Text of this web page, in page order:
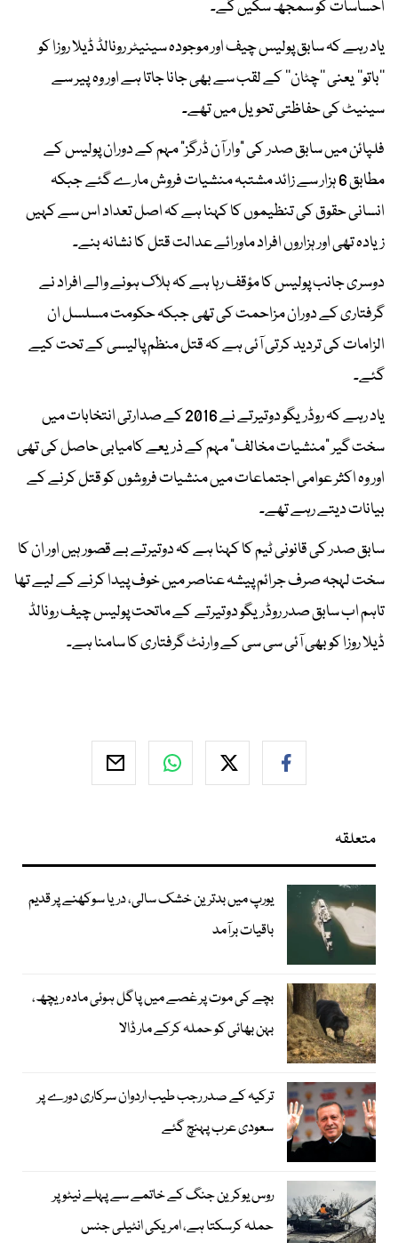
احساسات کو سمجھ سکیں گے۔
یاد رہے کہ سابق پولیس چیف اور موجودہ سینیٹر رونالڈ ڈیلا روزا کو
’’باتو‘‘ یعنی ’’چٹان‘‘ کے لقب سے بھی جانا جاتا ہے اور وہ پیر سے
سینیٹ کی حفاظتی تحویل میں تھے۔
فلپائن میں سابق صدر کی “وار آن ڈرگز” مہم کے دوران پولیس کے
مطابق 6 ہزار سے زائد مشتبہ منشیات فروش مارے گئے جبکہ
انسانی حقوق کی تنظیموں کا کہنا ہے کہ اصل تعداد اس سے کہیں
زیادہ تھی اور ہزاروں افراد ماورائے عدالت قتل کا نشانہ بنے۔
دوسری جانب پولیس کا مؤقف رہا ہے کہ ہلاک ہونے والے افراد نے
گرفتاری کے دوران مزاحمت کی تھی جبکہ حکومت مسلسل ان
الزامات کی تردید کرتی آئی ہے کہ قتل منظم پالیسی کے تحت کیے
گئے۔
یاد رہے کہ روڈریگو دوتیرتے نے 2016 کے صدارتی انتخابات میں
سخت گیر “منشیات مخالف” مہم کے ذریعے کامیابی حاصل کی تھی
اور وہ اکثر عوامی اجتماعات میں منشیات فروشوں کو قتل کرنے کے
بیانات دیتے رہے تھے۔
سابق صدر کی قانونی ٹیم کا کہنا ہے کہ دوتیرتے بے قصور ہیں اور ان کا
سخت لہجہ صرف جرائم پیشہ عناصر میں خوف پیدا کرنے کے لیے تھا
تاہم اب سابق صدر روڈریگو دوتیرتے کے ماتحت پولیس چیف رونالڈ
ڈیلا روزا کو بھی آئی سی سی کے وارنٹ گرفتاری کا سامنا ہے۔
متعلقہ
یورپ میں بدترین خشک سالی، دریا سوکھنے پر قدیم
باقیات برآمد
بچے کی موت پر غصے میں پاگل ہوئی مادہ ریچھ،
بہن بھائی کو حملہ کرکے مار ڈالا
ترکیہ کے صدر رجب طیب اردوان سرکاری دورے پر
سعودی عرب پہنچ گئے
روس یوکرین جنگ کے خاتمے سے پہلے نیٹو پر
حملہ کرسکتا ہے، امریکی انٹیلی جنس